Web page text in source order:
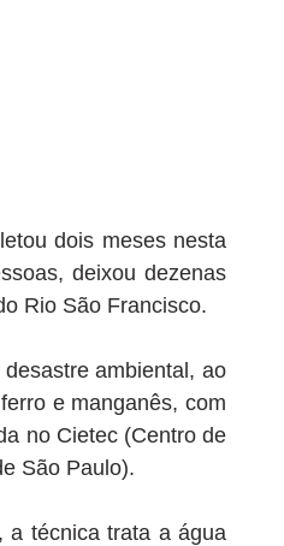
dois meses nesta
deixou dezenas
Rio São Francisco.
ambiental, ao
e manganês, com
no Cietec (Centro de
São Paulo).
a técnica trata a água